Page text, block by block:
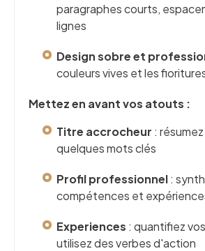
paragraphes courts,
lignes
Design sobre et
couleurs vives et les
Mettez en avant vos atouts :
Titre accrocheur :
quelques mots clés
Profil professionnel:
compétences et
Experiences : quantifiez
utilisez des verbes d'action